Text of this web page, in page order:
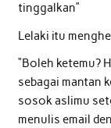
tinggalkan”
Lelaki itu
“Boleh ketemu?
sebagai mantan
sosok aslimu
menulis email